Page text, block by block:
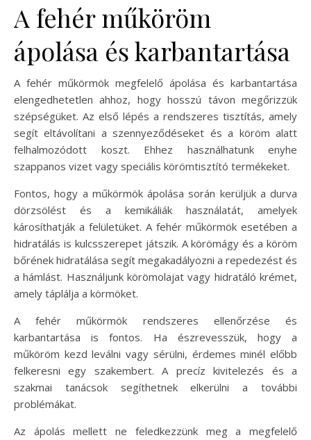
A fehér műköröm
ápolása és karbantartása
A fehér műkörmök megfelelő ápolása és karbantartása
elengedhetetlen ahhoz, hogy hosszú távon megőrizzük
szépségüket. Az első lépés a rendszeres tisztítás, amely
segít eltávolítani a szennyeződéseket és a köröm alatt
felhalmozódott koszt. Ehhez használhatunk enyhe
szappanos vizet vagy speciális körömtisztító termékeket.
Fontos, hogy a műkörmök ápolása során kerüljük a durva
dörzsölést és a kemikáliák használatát, amelyek
károsíthatják a felületüket. A fehér műkörmök esetében a
hidratálás is kulcsszerepet játszik. A körömágy és a köröm
bőrének hidratálása segít megakadályozni a repedezést és
a hámlást. Használjunk körömolajat vagy hidratáló krémet,
amely táplálja a körmöket.
A fehér műkörmök rendszeres ellenőrzése és
karbantartása is fontos. Ha észrevesszük, hogy a
műköröm kezd leválni vagy sérülni, érdemes minél előbb
felkeresni egy szakembert. A precíz kivitelezés és a
szakmai tanácsok segíthetnek elkerülni a további
problémákat.
Az ápolás mellett ne feledkezzünk meg a megfelelő